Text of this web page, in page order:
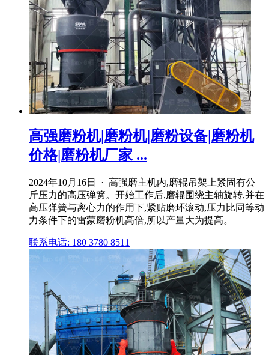
高强磨粉机|磨粉机|磨粉设备|磨粉机
价格|磨粉机厂家 ...
2024年10月16日 · 高强磨主机内,磨辊吊架上紧固有公
斤压力的高压弹簧。开始工作后,磨辊围绕主轴旋转,并在
高压弹簧与离心力的作用下,紧贴磨环滚动,压力比同等动
力条件下的雷蒙磨粉机高倍,所以产量大为提高。
联系电话: 180 3780 8511